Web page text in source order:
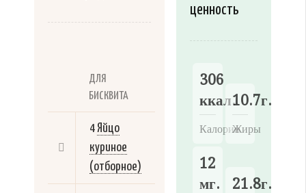
ДЛЯ
БИСКВИТА
4Яйцо
куриное
(отборное)
ценность
306
ккал.
Калории
10.7г.
Жиры
12
мг.
21.8г.